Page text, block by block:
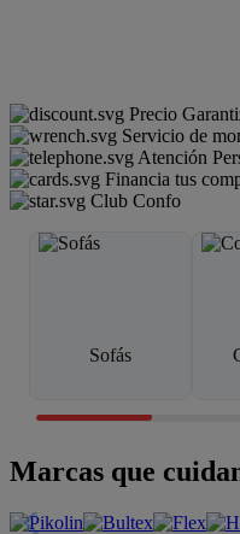
Precio
Servicio de
Atención
Financia tus
Club Confo
Sofás
Marcas que